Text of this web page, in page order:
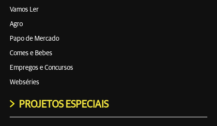
Vamos Ler
Agro
Papo de Mercado
Comes e Bebes
Empregos e Concursos
Webséries
PROJETOS ESPECIAIS